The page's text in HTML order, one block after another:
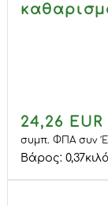
24,26 EUR
συμπ. ΦΠΑ συν
Βάρος: 0,37